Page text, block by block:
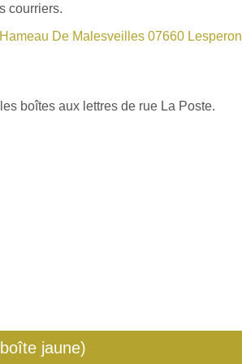
courriers.
Hameau De Malesveilles 07660 Lesperon
boîtes aux lettres de rue La Poste.
jaune)